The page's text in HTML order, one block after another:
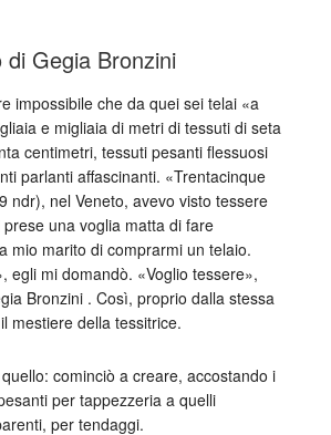
di Gegia Bronzini
impossibile che da quei sei telai «a
e migliaia di metri di tessuti di seta
centimetri, tessuti pesanti flessuosi
parlanti affascinanti. «Trentacinque
ndr), nel Veneto, avevo visto tessere
una voglia matta di fare
mio marito di comprarmi un telaio.
egli mi domandò. «Voglio tessere»,
Bronzini . Così, proprio dalla stessa
mestiere della tessitrice.
cominciò a creare, accostando i
per tappezzeria a quelli
per tendaggi.